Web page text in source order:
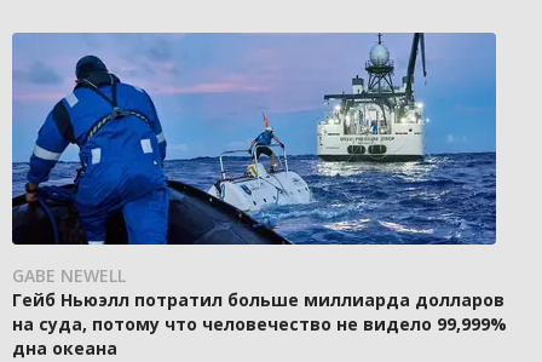
GABE NEWELL
Гейб Ньюэлл потратил больше миллиарда долларов
на суда, потому что человечество не видело 99,999%
дна океана